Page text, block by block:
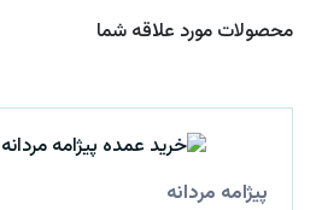
محصولات مورد علاقه شما
پیژامه مردانه